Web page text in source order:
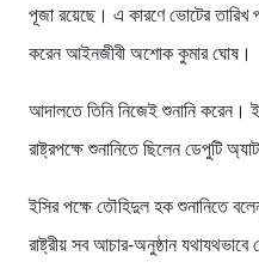
পূজা রয়েছে। এ কারণে ভোটের তারিখ
করেন আইনজীবী অশোক কুমার ঘোষ।
আদালতে তিনি নিজেই শুনানি
রাষ্ট্রপক্ষে শুনানিতে ছিলেন ডেপুটি
ইসির পক্ষে তৌহিদুল হক শুনানিতে
রাষ্ট্রীয় সব আচার-অনুষ্ঠান